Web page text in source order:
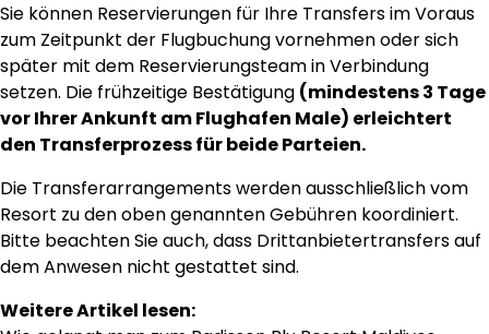
Sie können Reservierungen für Ihre Transfers im Voraus
zum Zeitpunkt der Flugbuchung vornehmen oder sich
später mit dem Reservierungsteam in Verbindung
setzen. Die frühzeitige Bestätigung (mindestens 3 Tage
vor Ihrer Ankunft am Flughafen Male) erleichtert
den Transferprozess für beide Parteien.
Die Transferarrangements werden ausschließlich vom
Resort zu den oben genannten Gebühren koordiniert.
Bitte beachten Sie auch, dass Drittanbietertransfers auf
dem Anwesen nicht gestattet sind.
Weitere Artikel lesen: